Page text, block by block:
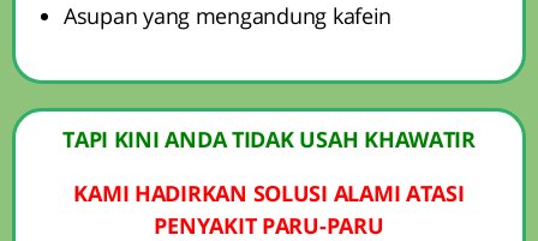
Asupan yang mengandung kafein
TAPI KINI ANDA TIDAK USAH KHAWATIR
KAMI HADIRKAN SOLUSI ALAMI ATASI
PENYAKIT PARU-PARU